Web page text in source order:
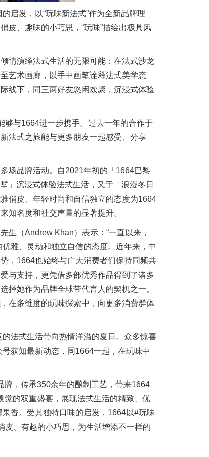
启发，以“玩味新法式”作为全新品牌理
皮、趣味的小巧思，“玩味”描绘出极具风
情演绎法式生活的无限可能：在法式沙龙
艺术画廊，以手中画笔诠释法式美学态
线下，同三两好友悠闲欢聚，沉浸式体验
够与1664进一步携手。过去一年的合作于
法式之旅能与更多朋友一起感受、分享
场品牌活动。自2021年初的「1664巴黎
」沉浸式体验法式生活，又于「浪漫冬日
俏皮、年轻时尚和自信独立的态度为1664
知名度和社交声量的显著提升。
生（Andrew Khan）表示：“一直以来，
雅、灵动和独立自信的态度。近年来，中
，1664也始终与广大消费者们保持同频共
与支持，更凭借多部优秀作品得到了诸多
择她作为品牌全球带代言人的契机之一。
在多维度的玩味探索中，向更多消费群体
法式生活带向热情洋溢的夏日。众多惊喜
获知最新动态，同1664一起，在玩味中
，传承350余年的酿制工艺，带来1664
的双重盛宴，展现法式生活的精致、优
香。受其独特口味的启发，1664以#玩味
皮、有趣的小巧思，为生活增添不一样的